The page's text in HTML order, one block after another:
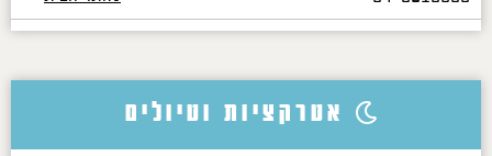
אטרקציות וטיולים